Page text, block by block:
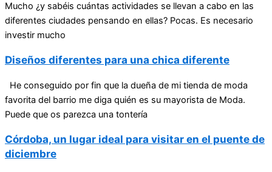
Mucho ¿y sabéis cuántas actividades se llevan a cabo en las
diferentes ciudades pensando en ellas? Pocas. Es necesario
investir mucho
Diseños diferentes para una chica diferente
He conseguido por fin que la dueña de mi tienda de moda
favorita del barrio me diga quién es su mayorista de Moda.
Puede que os parezca una tontería
Córdoba, un lugar ideal para visitar en el puente de
diciembre